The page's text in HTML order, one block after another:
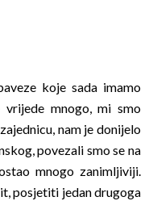
koje sada imamo
mnogo, mi smo
nam je donijelo
povezali smo se na
mnogo zanimljiviji.
posjetiti jedan drugoga